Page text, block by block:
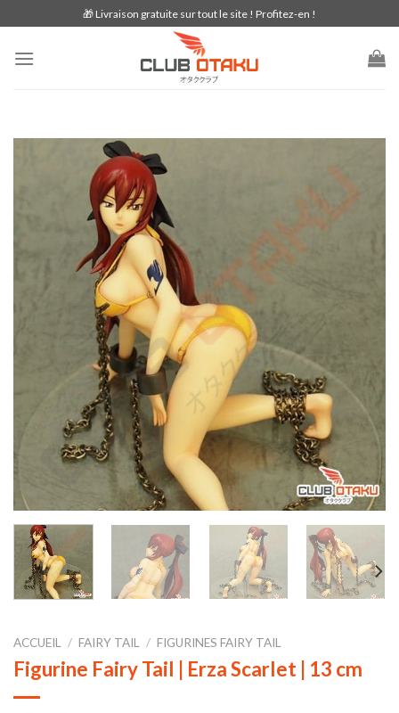
to
content
🎁 Livraison gratuite sur tout le site ! Profitez-en !
ACCUEIL / FAIRY TAIL / FIGURINES FAIRY TAIL
Figurine Fairy Tail | Erza Scarlet | 13 cm